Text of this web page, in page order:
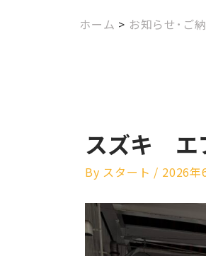
ホーム > お知らせ･ご
スズキ エ
By スタート / 2026年